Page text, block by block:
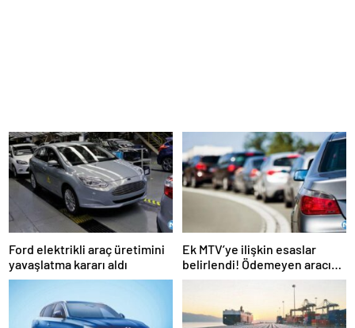
Ford elektrikli araç üretimini
yavaşlatma kararı aldı
Ek MTV’ye ilişkin esaslar
belirlendi! Ödemeyen aracını
satamayacak